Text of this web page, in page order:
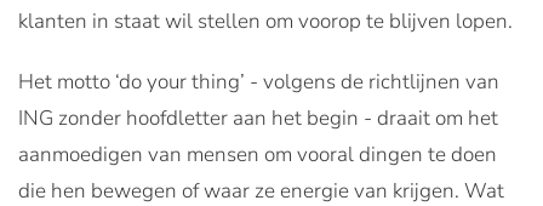
klanten in staat wil stellen om voorop te blijven lopen.
Het motto ‘do your thing’ - volgens de richtlijnen van
ING zonder hoofdletter aan het begin - draait om het
aanmoedigen van mensen om vooral dingen te doen
die hen bewegen of waar ze energie van krijgen. Wat